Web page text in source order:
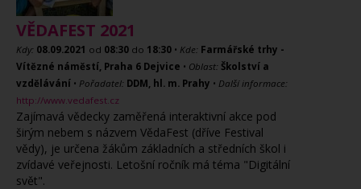
VĚDAFEST 2021
Kdy: 08.09.2021 od 08:30 do 18:30 • Kde: Farmářské trhy -
Vítězné náměstí, Praha 6 Dejvice • Oblast: Školství a
vzdělávání • Pořadatel: DDM, hl. m. Prahy • Další informace:
http://www.vedafest.cz
Zajímavá vědecky zaměřená interaktivní akce pod
širým nebem s názvem VědaFest (dříve Festival
vědy), je určena žákům základních a středních škol i
zvídavé veřejnosti. Letošní ročník má téma "Digitální
svět".